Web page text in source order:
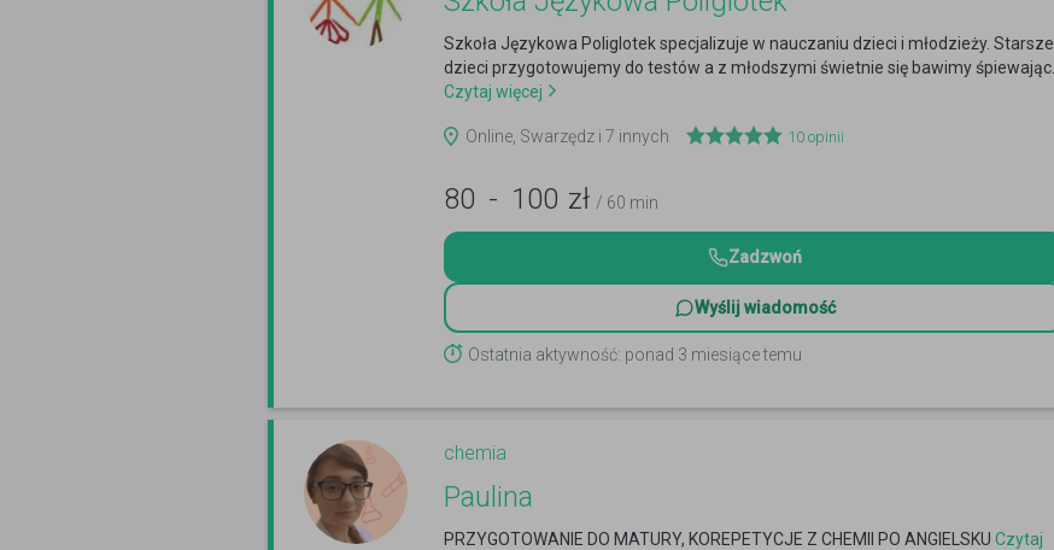
Szkoła Językowa Poliglotek specjalizuje w nauczaniu dzieci i młodzieży. Starsze
dzieci przygotowujemy do testów a z młodszymi świetnie się bawimy śpiewając...
Czytaj więcej
Online, Swarzędz i 7 innych 10 opinii
80 - 100 zł / 60 min
Zadzwoń
Wyślij wiadomość
Ostatnia aktywność: ponad 3 miesiące temu
chemia
Paulina
PRZYGOTOWANIE DO MATURY, KOREPETYCJE Z CHEMII PO ANGIELSKU Czytaj